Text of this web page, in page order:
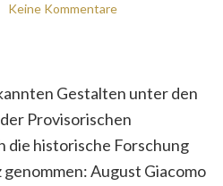
Keine Kommentare
Gestalten unter den
Provisorischen
die historische Forschung
August Giacomo